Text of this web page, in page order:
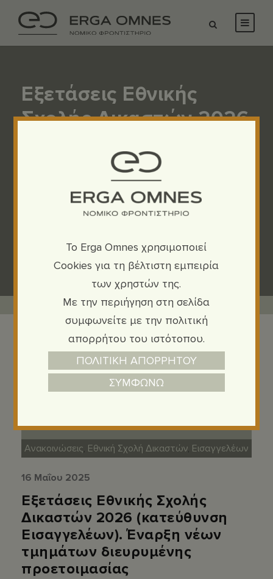
Εξετάσεις Εθνικής
Σχολής Δικαστών 2026
Εισαγγελέων). Έναρξη
νέων τμημάτων
διευρυμένης
προετοιμασίας
Ανακοινώσεις, Εθνική Σχολή Δικαστών, Εισαγγελέων
16 Μαΐου 2025
Εξετάσεις Εθνικής Σχολής
Δικαστών 2026 (κατεύθυνση
Εισαγγελέων). Έναρξη νέων
τμημάτων διευρυμένης
προετοιμασίας
To Erga Omnes χρησιμοποιεί
Cookies για τη βέλτιστη εμπειρία
των χρηστών της.
Με την περιήγηση στη σελίδα
συμφωνείτε με την πολιτική
απορρήτου του ιστότοπου.
ΠΟΛΙΤΙΚΗ ΑΠΟΡΡΗΤΟΥ
ΣΥΜΦΩΝΩ